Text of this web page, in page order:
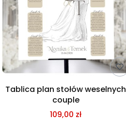
Tablica plan stołów weselnych
couple
109,00 zł